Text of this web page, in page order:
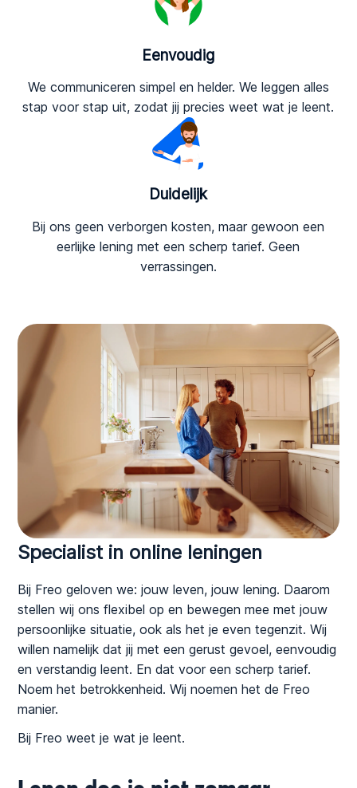
Eenvoudig
We communiceren simpel en helder. We leggen alles
stap voor stap uit, zodat jij precies weet wat je leent.
Duidelijk
Bij ons geen verborgen kosten, maar gewoon een
eerlijke lening met een scherp tarief. Geen
verrassingen.
Specialist in online leningen
Bij Freo geloven we: jouw leven, jouw lening. Daarom
stellen wij ons flexibel op en bewegen mee met jouw
persoonlijke situatie, ook als het je even tegenzit. Wij
willen namelijk dat jij met een gerust gevoel, eenvoudig
en verstandig leent. En dat voor een scherp tarief.
Noem het betrokkenheid. Wij noemen het de Freo
manier.
Bij Freo weet je wat je leent.